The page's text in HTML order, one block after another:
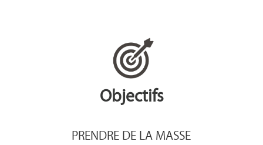
Objectifs
PRENDRE DE LA MASSE